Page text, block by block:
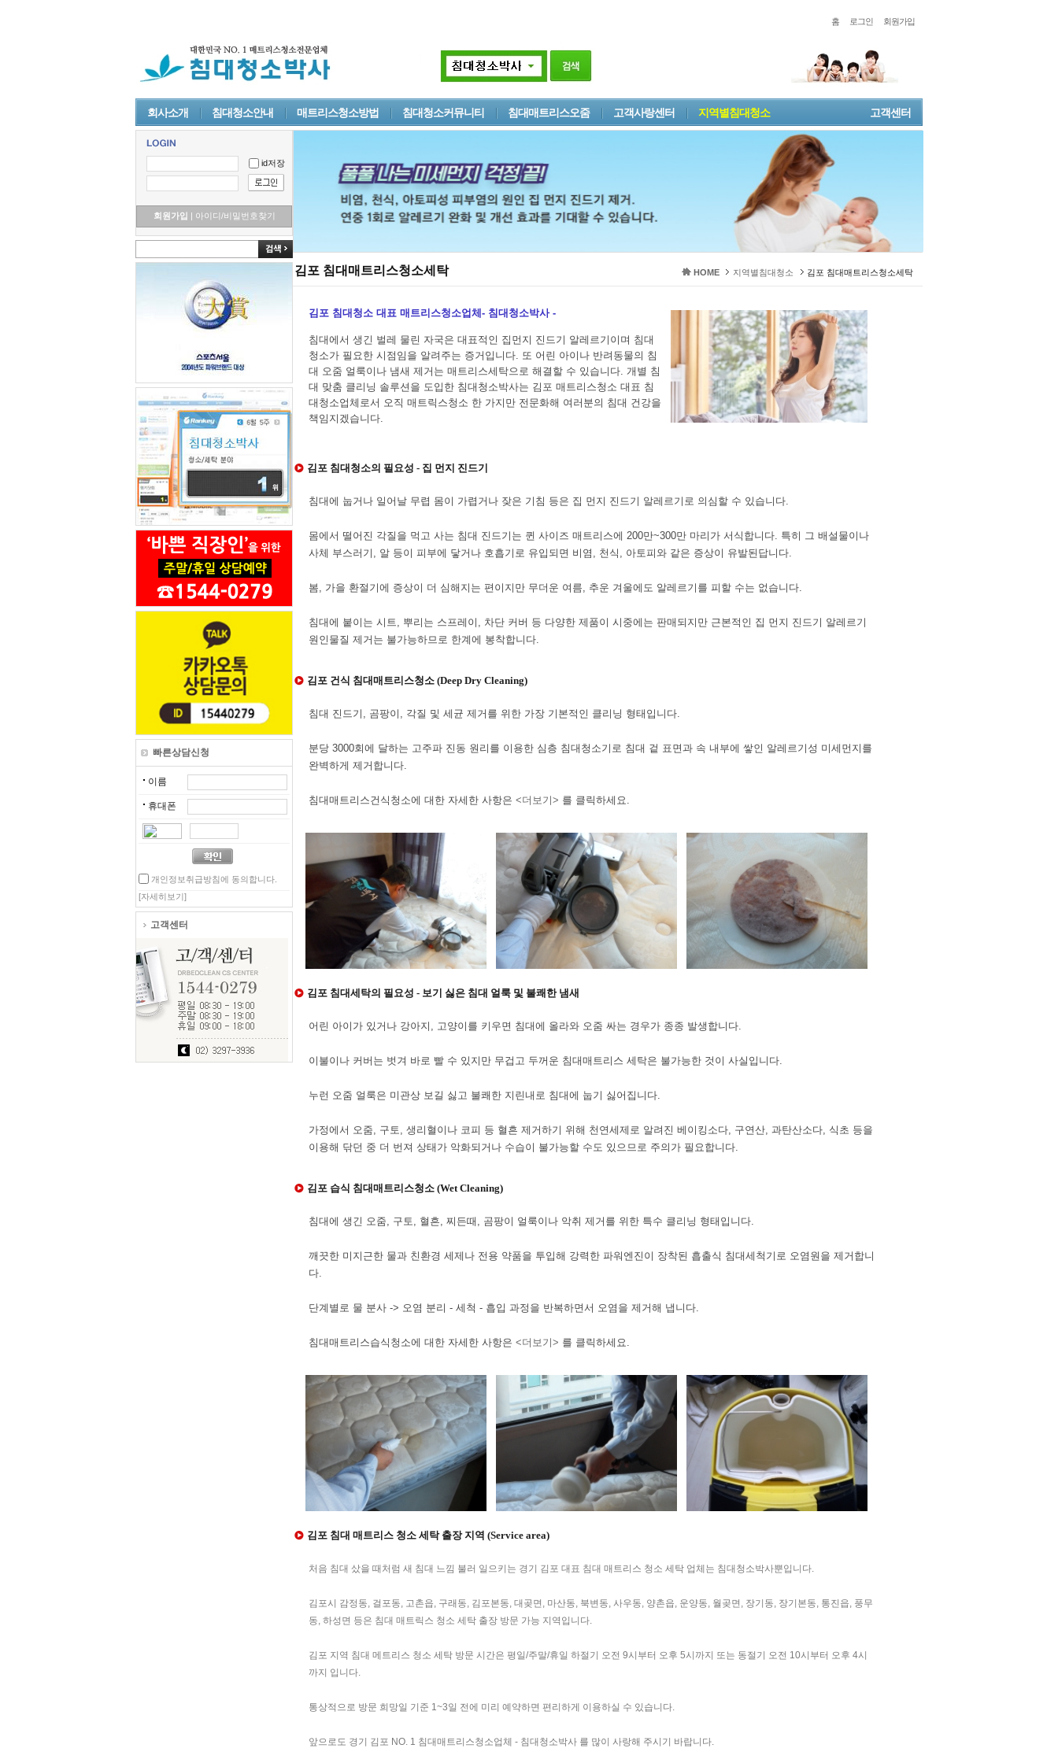
홈 로그인 회원가입
회사소개 침대청소안내 매트리스청소방법 침대청소커뮤니티 침대매트리스오줌 고객사랑센터 지역별침대청소 고객센터
id저장
회원가입 | 아이디/비밀번호찾기
빠른상담신청
이름
휴대폰
개인정보취급방침에 동의합니다.
[자세히보기]
고객센터
김포 침대매트리스청소세탁 HOME 지역별침대청소 김포 침대매트리스청소세탁
김포 침대청소 대표 매트리스청소업체- 침대청소박사 -
침대에서 생긴 벌레 물린 자국은 대표적인 집먼지 진드기 알레르기이며 침대
청소가 필요한 시점임을 알려주는 증거입니다. 또 어린 아이나 반려동물의 침
대 오줌 얼룩이나 냄새 제거는 매트리스세탁으로 해결할 수 있습니다. 개별 침
대 맞춤 클리닝 솔루션을 도입한 침대청소박사는 김포 매트리스청소 대표 침
대청소업체로서 오직 매트릭스청소 한 가지만 전문화해 여러분의 침대 건강을
책임지겠습니다.
김포 침대청소의 필요성 - 집 먼지 진드기
침대에 눕거나 일어날 무렵 몸이 가렵거나 잦은 기침 등은 집 먼지 진드기 알레르기로 의심할 수 있습니다.
몸에서 떨어진 각질을 먹고 사는 침대 진드기는 퀸 사이즈 매트리스에 200만~300만 마리가 서식합니다. 특히 그 배설물이나
사체 부스러기, 알 등이 피부에 닿거나 호흡기로 유입되면 비염, 천식, 아토피와 같은 증상이 유발된답니다.
봄, 가을 환절기에 증상이 더 심해지는 편이지만 무더운 여름, 추운 겨울에도 알레르기를 피할 수는 없습니다.
침대에 붙이는 시트, 뿌리는 스프레이, 차단 커버 등 다양한 제품이 시중에는 판매되지만 근본적인 집 먼지 진드기 알레르기
원인물질 제거는 불가능하므로 한계에 봉착합니다.
김포 건식 침대매트리스청소 (Deep Dry Cleaning)
침대 진드기, 곰팡이, 각질 및 세균 제거를 위한 가장 기본적인 클리닝 형태입니다.
분당 3000회에 달하는 고주파 진동 원리를 이용한 심층 침대청소기로 침대 겉 표면과 속 내부에 쌓인 알레르기성 미세먼지를
완벽하게 제거합니다.
침대매트리스건식청소에 대한 자세한 사항은 <더보기> 를 클릭하세요.
김포 침대세탁의 필요성 - 보기 싫은 침대 얼룩 및 불쾌한 냄새
어린 아이가 있거나 강아지, 고양이를 키우면 침대에 올라와 오줌 싸는 경우가 종종 발생합니다.
이불이나 커버는 벗겨 바로 빨 수 있지만 무겁고 두꺼운 침대매트리스 세탁은 불가능한 것이 사실입니다.
누런 오줌 얼룩은 미관상 보길 싫고 불쾌한 지린내로 침대에 눕기 싫어집니다.
가정에서 오줌, 구토, 생리혈이나 코피 등 혈흔 제거하기 위해 천연세제로 알려진 베이킹소다, 구연산, 과탄산소다, 식초 등을
이용해 닦던 중 더 번져 상태가 악화되거나 수습이 불가능할 수도 있으므로 주의가 필요합니다.
김포 습식 침대매트리스청소 (Wet Cleaning)
침대에 생긴 오줌, 구토, 혈흔, 찌든때, 곰팡이 얼룩이나 악취 제거를 위한 특수 클리닝 형태입니다.
깨끗한 미지근한 물과 친환경 세제나 전용 약품을 투입해 강력한 파워엔진이 장착된 흡출식 침대세척기로 오염원을 제거합니
다.
단계별로 물 분사 -> 오염 분리 - 세척 - 흡입 과정을 반복하면서 오염을 제거해 냅니다.
침대매트리스습식청소에 대한 자세한 사항은 <더보기> 를 클릭하세요.
김포 침대 매트리스 청소 세탁 출장 지역 (Service area)
처음 침대 샀을 때처럼 새 침대 느낌 불러 일으키는 경기 김포 대표 침대 매트리스 청소 세탁 업체는 침대청소박사뿐입니다.
김포시 감정동, 걸포동, 고촌읍, 구래동, 김포본동, 대곶면, 마산동, 북변동, 사우동, 양촌읍, 운양동, 월곶면, 장기동, 장기본동, 통진읍, 풍무
동, 하성면 등은 침대 매트릭스 청소 세탁 출장 방문 가능 지역입니다.
김포 지역 침대 메트리스 청소 세탁 방문 시간은 평일/주말/휴일 하절기 오전 9시부터 오후 5시까지 또는 동절기 오전 10시부터 오후 4시
까지 입니다.
통상적으로 방문 희망일 기준 1~3일 전에 미리 예약하면 편리하게 이용하실 수 있습니다.
앞으로도 경기 김포 NO. 1 침대매트리스청소업체 - 침대청소박사 를 많이 사랑해 주시기 바랍니다.